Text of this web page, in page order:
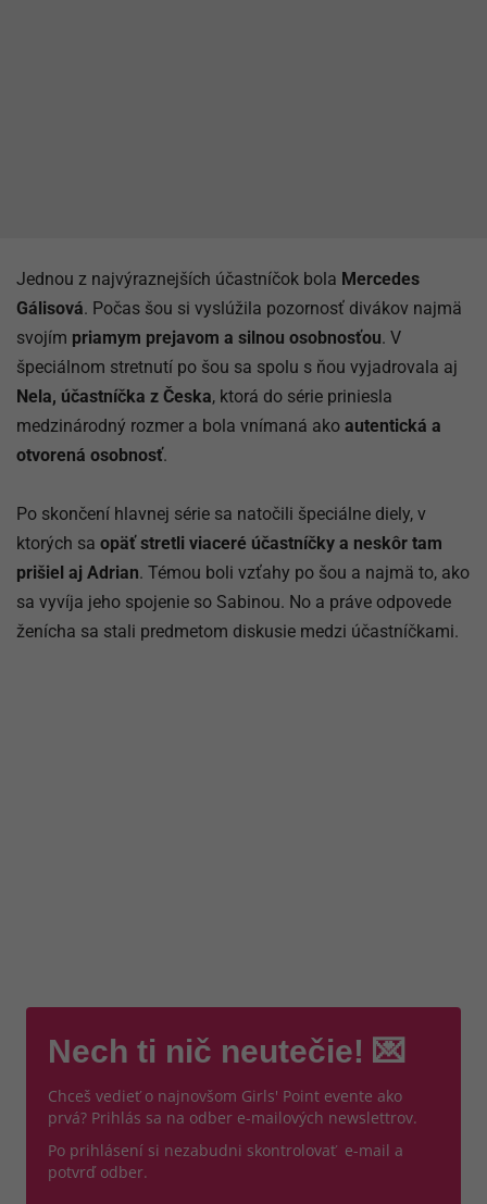
Jednou z najvýraznejších účastníčok bola Mercedes
Gálisová. Počas šou si vyslúžila pozornosť divákov najmä
svojím priamym prejavom a silnou osobnosťou. V
špeciálnom stretnutí po šou sa spolu s ňou vyjadrovala aj
Nela, účastníčka z Česka, ktorá do série priniesla
medzinárodný rozmer a bola vnímaná ako autentická a
otvorená osobnosť.
Po skončení hlavnej série sa natočili špeciálne diely, v
ktorých sa opäť stretli viaceré účastníčky a neskôr tam
prišiel aj Adrian. Témou boli vzťahy po šou a najmä to, ako
sa vyvíja jeho spojenie so Sabinou. No a práve odpovede
ženícha sa stali predmetom diskusie medzi účastníčkami.
Nech ti nič neutečie! 💌
Chceš vedieť o najnovšom Girls' Point evente ako
prvá? Prihlás sa na odber e-mailových newslettrov.
Po prihlásení si nezabudni skontrolovať e-mail a
potvrď odber.